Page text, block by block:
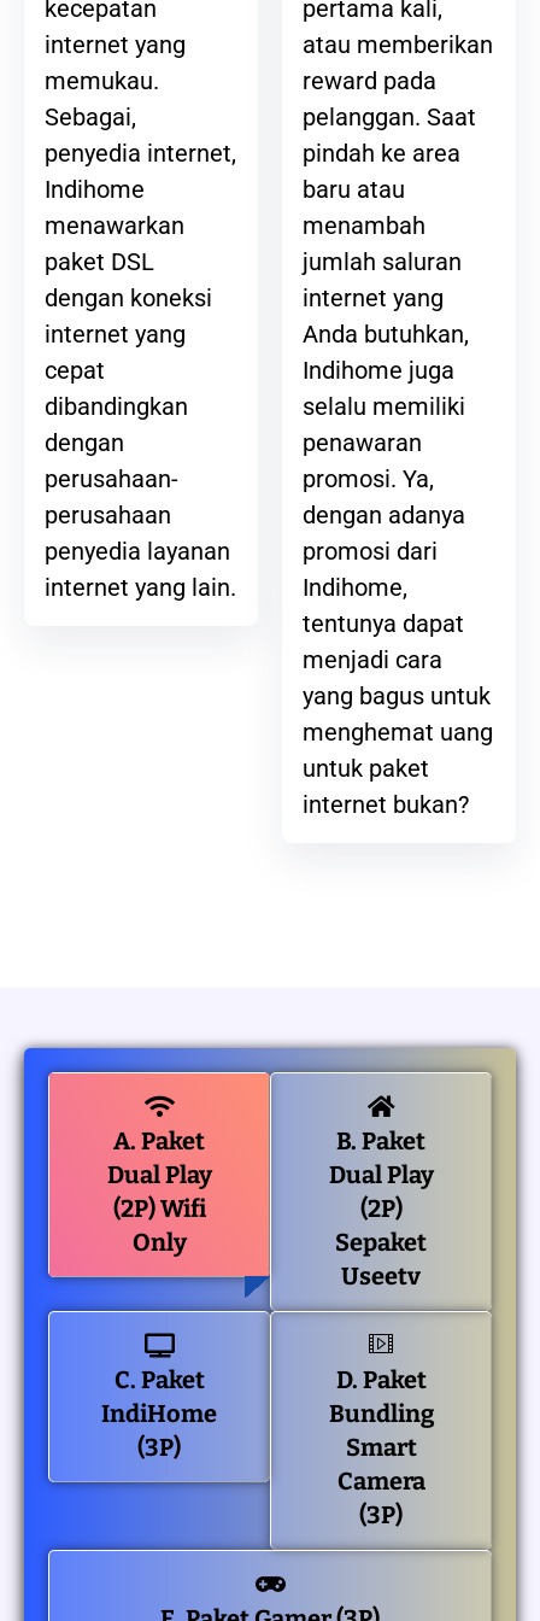
kecepatan
internet yang
memukau.
Sebagai,
penyedia internet,
Indihome
menawarkan
paket DSL
dengan koneksi
internet yang
cepat
dibandingkan
dengan
perusahaan-
perusahaan
penyedia layanan
internet yang lain.
pertama kali,
atau memberikan
reward pada
pelanggan. Saat
pindah ke area
baru atau
menambah
jumlah saluran
internet yang
Anda butuhkan,
Indihome juga
selalu memiliki
penawaran
promosi. Ya,
dengan adanya
promosi dari
Indihome,
tentunya dapat
menjadi cara
yang bagus untuk
menghemat uang
untuk paket
internet bukan?
A. Paket
Dual Play
(2P) Wifi
Only
B. Paket
Dual Play
(2P)
Sepaket
Useetv
C. Paket
IndiHome
(3P)
D. Paket
Bundling
Smart
Camera
(3P)